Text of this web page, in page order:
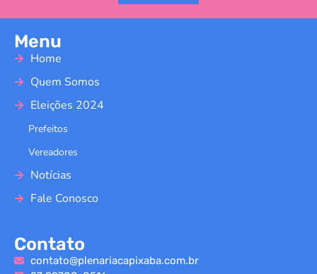
Menu
Home
Quem Somos
Eleições 2024
Prefeitos
Vereadores
Notícias
Fale Conosco
Contato
contato@plenariacapixaba.com.br